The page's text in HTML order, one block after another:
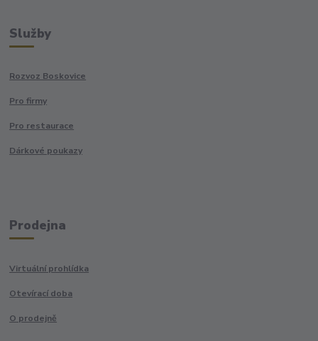
Služby
Rozvoz Boskovice
Pro firmy
Pro restaurace
Dárkové poukazy
Prodejna
Virtuální prohlídka
Otevírací doba
O prodejně